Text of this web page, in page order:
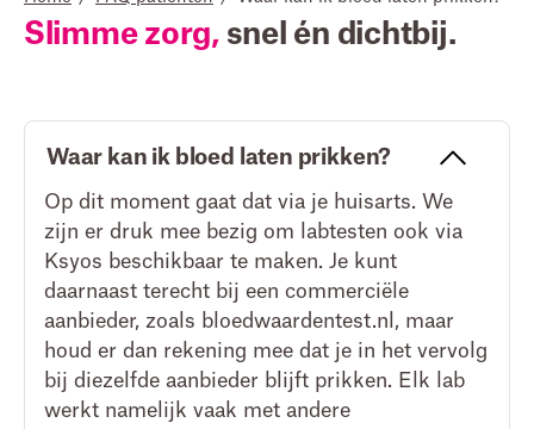
Slimme zorg,snel én dichtbij.
Waar kan ik bloed laten prikken?
Op dit moment gaat dat via je huisarts. We
zijn er druk mee bezig om labtesten ook via
Ksyos beschikbaar te maken. Je kunt
daarnaast terecht bij een commerciële
aanbieder, zoals bloedwaardentest.nl, maar
houd er dan rekening mee dat je in het vervolg
bij diezelfde aanbieder blijft prikken. Elk lab
werkt namelijk vaak met andere